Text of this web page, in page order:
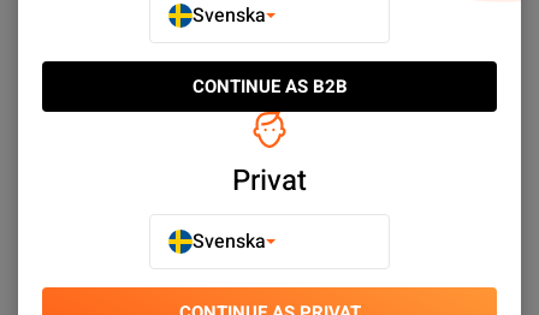
Svenska
CONTINUE AS B2B
Privat
Svenska